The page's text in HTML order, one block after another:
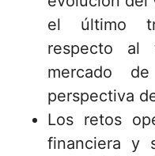
el último
respecto al
mercado
perspectiva
Los retos
financiera y